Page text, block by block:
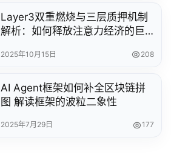
Layer3双重燃烧与三层质押机制
解析：如何释放注意力经济的巨
2025年10月15日 208
AI Agent框架如何补全区块链拼
图 解读框架的波粒二象性
2025年7月29日 177